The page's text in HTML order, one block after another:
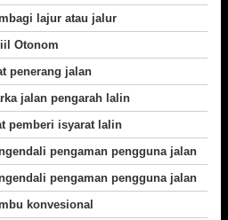
lajur atau jalur
Otonom
penerang jalan
jalan pengarah lalin
pemberi isyarat lalin
pengaman pengguna jalan
pengaman pengguna jalan
konvesional